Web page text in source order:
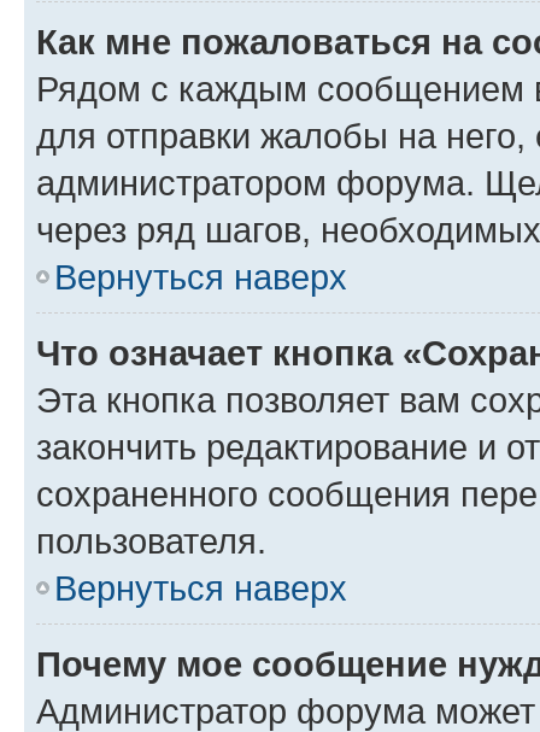
Как мне пожаловаться на
Рядом с каждым сообщением
для отправки жалобы на
администратором форума.
через ряд шагов,
Вернуться наверх
Что означает кнопка
Эта кнопка позволяет вам
закончить редактирование и
сохраненного сообщения
пользователя.
Вернуться наверх
Почему мое сообщение
Администратор форума